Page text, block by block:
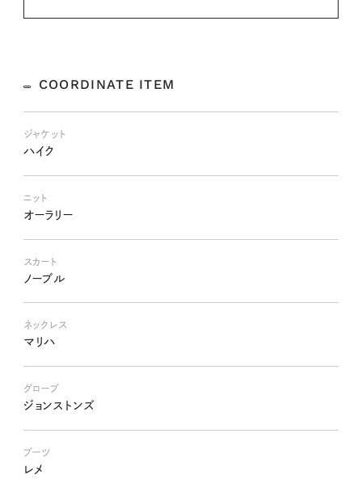
COORDINATE ITEM
ジャケット
ハイク
ニット
オーラリー
スカート
ノーブル
ネックレス
マリハ
グローブ
ジョンストンズ
ブーツ
レメ